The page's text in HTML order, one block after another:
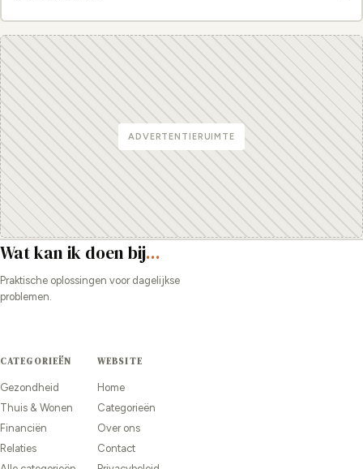
ADVERTENTIERUIMTE
Wat kan ik doen bij...
Praktische oplossingen voor dagelijkse
problemen.
CATEGORIEËN
Gezondheid
Thuis & Wonen
Financiën
Relaties
WEBSITE
Home
Categorieën
Over ons
Contact